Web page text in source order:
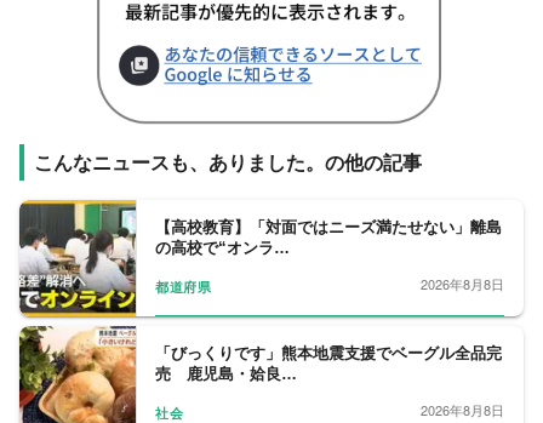
こんなニュースも、ありました。の他の記事
【高校教育】「対面ではニーズ満たせない」離島
の高校で“オンラ…
都道府県 2026年8月8日
「びっくりです」熊本地震支援でベーグル全品完
売 鹿児島・姶良…
社会 2026年8月8日